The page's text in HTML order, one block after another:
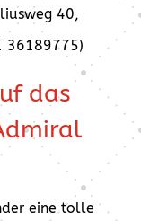
40,
36189775)
das
eine tolle